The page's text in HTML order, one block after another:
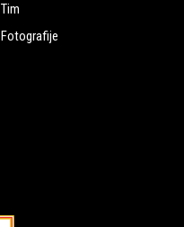
Tim
Fotografije